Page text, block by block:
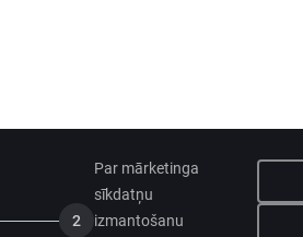
2
Par mārketinga
sīkdatņu
izmantošanu